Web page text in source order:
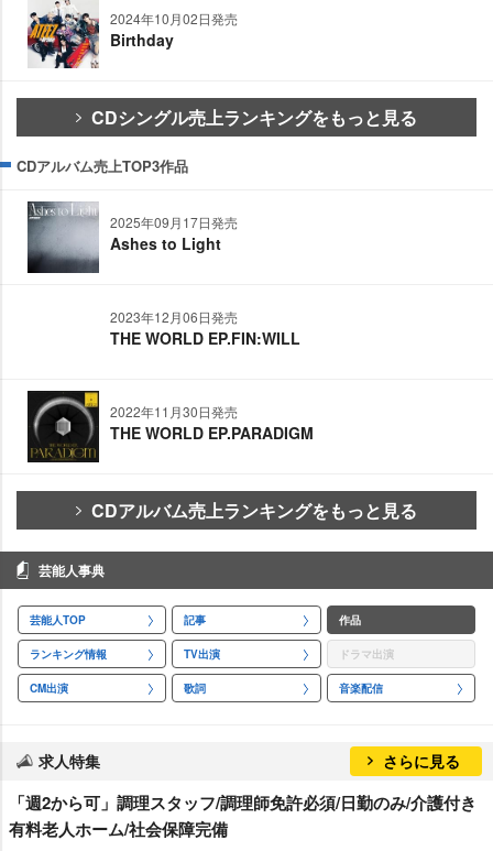
2024年10月02日発売
Birthday
CDシングル売上ランキングをもっと見る
CDアルバム売上TOP3作品
2025年09月17日発売
Ashes to Light
2023年12月06日発売
THE WORLD EP.FIN:WILL
2022年11月30日発売
THE WORLD EP.PARADIGM
CDアルバム売上ランキングをもっと見る
芸能人事典
芸能人TOP 記事 作品
ランキング情報 TV出演 ドラマ出演
CM出演 歌詞 音楽配信
求人特集 さらに見る
「週2から可」調理スタッフ/調理師免許必須/日勤のみ/介護付き
有料老人ホーム/社会保障完備